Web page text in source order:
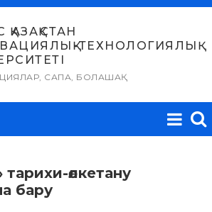
ТЕХНОЛОГИЯЛЫҚ
САПА, БОЛАШАҚ
тарихи-өлкетану
бару